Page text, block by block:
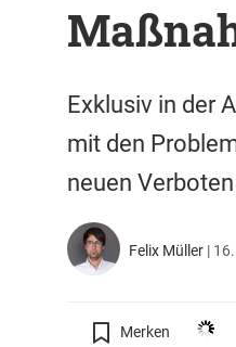
Exklusiv in der
mit den
neuen
Felix Müller |
Merken